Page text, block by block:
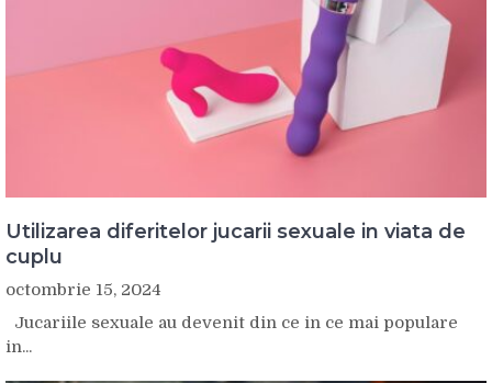
Utilizarea diferitelor jucarii sexuale in viata de
cuplu
octombrie 15, 2024
Jucariile sexuale au devenit din ce in ce mai populare
in...